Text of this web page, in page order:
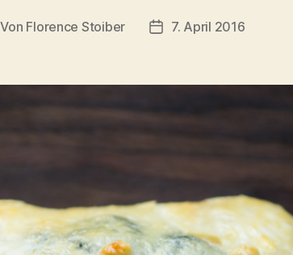
Von Florence Stoiber Veröffentlichungsdatum
7. April 2016